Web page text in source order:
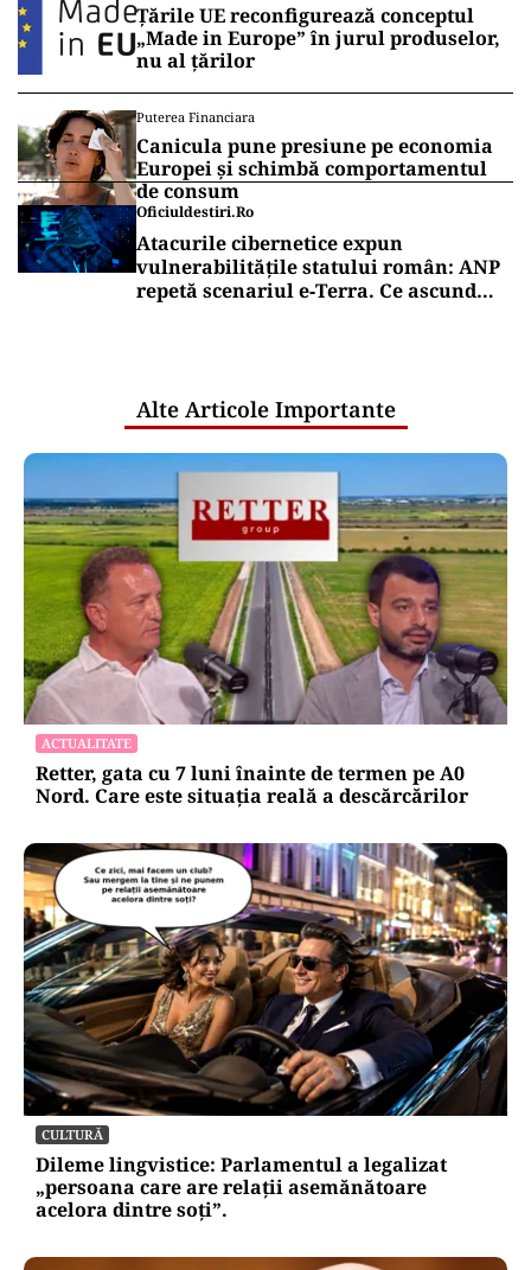
Țările UE reconfigurează conceptul
„Made in Europe” în jurul produselor,
nu al țărilor
Puterea Financiara
Canicula pune presiune pe economia
Europei și schimbă comportamentul
de consum
Oficiuldestiri.ro
Atacurile cibernetice expun
vulnerabilitățile statului român: ANP
repetă scenariul e‑Terra. Ce ascund
Alte Articole Importante
ACTUALITATE
Retter, gata cu 7 luni înainte de termen pe A0
Nord. Care este situația reală a descărcărilor
CULTURĂ
Dileme lingvistice: Parlamentul a legalizat
„persoana care are relații asemănătoare
acelora dintre soți”.